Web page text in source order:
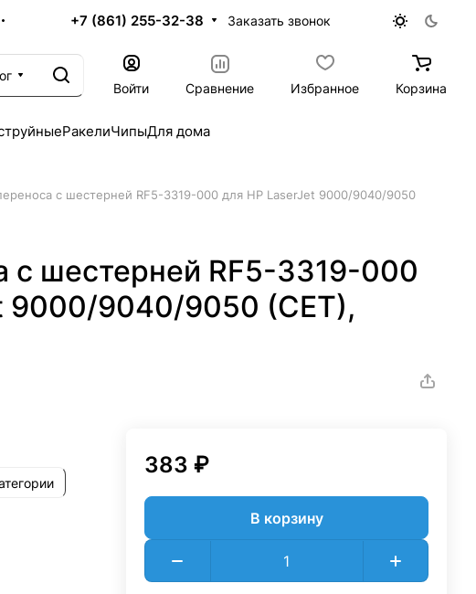
+7 (861) 255-32-38 Заказать звонок
Войти
Сравнение Избранное Корзина
РакелиЧипыДля дома
с шестерней RF5-3319-000 для HP LaserJet 9000/9040/9050
с шестерней RF5-3319-000
9000/9040/9050 (CET),
383 ₽
В корзину